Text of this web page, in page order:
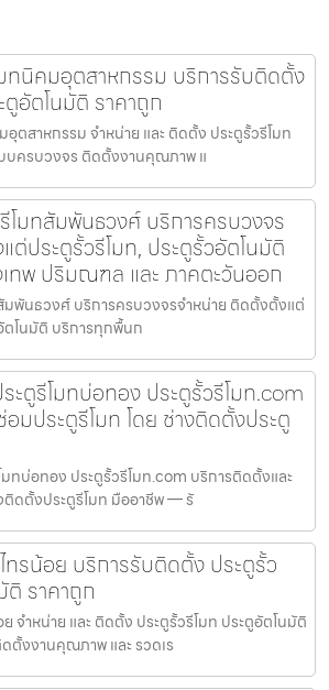
ทนิคมอุตสาหกรรม บริการรับติดตั้ง
ตูอัตโนมัติ ราคาถูก
ตสาหกรรม จำหน่าย และ ติดตั้ง ประตูรั้วรีโมท
บครบวงจร ติดตั้งงานคุณภาพ แ
โมทสัมพันธวงศ์ บริการครบวงจร
ต่ประตูรั้วรีโมท, ประตูรั้วอัตโนมัติ
ทพ ปริมณฑล และ ภาคตะวันออก
พันธวงศ์ บริการครบวงจรจำหน่าย ติดตั้งตั้งแต่
ตโนมัติ บริการทุกพื้นก
ะตูรีโมทบ่อทอง ประตูรั้วรีโมท.com
มประตูรีโมท โดย ช่างติดตั้งประตู
มทบ่อทอง ประตูรั้วรีโมท.com บริการติดตั้งและ
ติดตั้งประตูรีโมท มืออาชีพ — รั
ทรน้อย บริการรับติดตั้ง ประตูรั้ว
ติ ราคาถูก
จำหน่าย และ ติดตั้ง ประตูรั้วรีโมท ประตูอัตโนมัติ
ตั้งงานคุณภาพ และ รวดเร